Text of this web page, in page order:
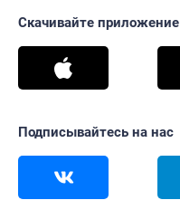
Скачивайте приложение
Подписывайтесь на нас